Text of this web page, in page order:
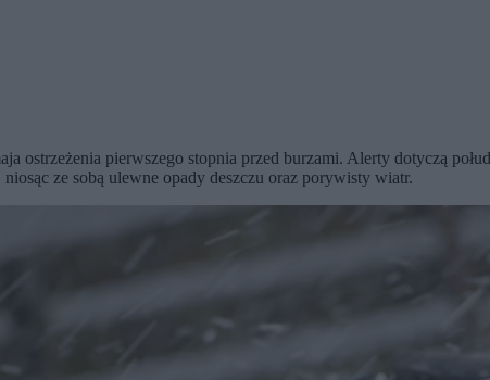
ostrzeżenia pierwszego stopnia przed burzami. Alerty dotyczą
ze sobą ulewne opady deszczu oraz porywisty wiatr.